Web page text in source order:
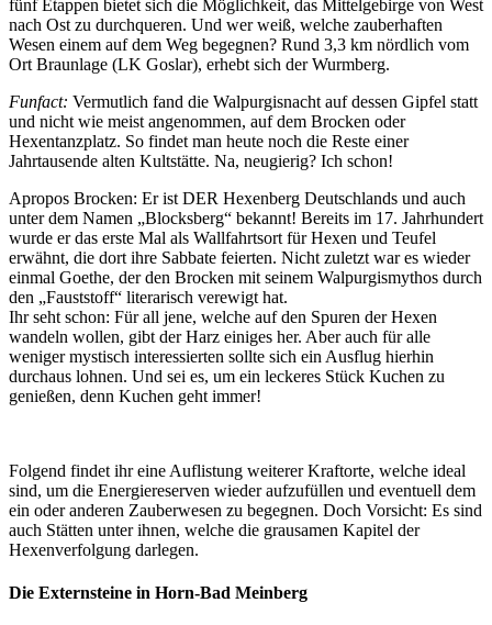
fünf Etappen bietet sich die Möglichkeit, das Mittelgebirge von West
nach Ost zu durchqueren. Und wer weiß, welche zauberhaften
Wesen einem auf dem Weg begegnen? Rund 3,3 km nördlich vom
Ort Braunlage (LK Goslar), erhebt sich der Wurmberg.
Funfact: Vermutlich fand die Walpurgisnacht auf dessen Gipfel statt
und nicht wie meist angenommen, auf dem Brocken oder
Hexentanzplatz. So findet man heute noch die Reste einer
Jahrtausende alten Kultstätte. Na, neugierig? Ich schon!
Apropos Brocken: Er ist DER Hexenberg Deutschlands und auch
unter dem Namen „Blocksberg“ bekannt! Bereits im 17. Jahrhundert
wurde er das erste Mal als Wallfahrtsort für Hexen und Teufel
erwähnt, die dort ihre Sabbate feierten. Nicht zuletzt war es wieder
einmal Goethe, der den Brocken mit seinem Walpurgismythos durch
den „Fauststoff“ literarisch verewigt hat.
Ihr seht schon: Für all jene, welche auf den Spuren der Hexen
wandeln wollen, gibt der Harz einiges her. Aber auch für alle
weniger mystisch interessierten sollte sich ein Ausflug hierhin
durchaus lohnen. Und sei es, um ein leckeres Stück Kuchen zu
genießen, denn Kuchen geht immer!
Folgend findet ihr eine Auflistung weiterer Kraftorte, welche ideal
sind, um die Energiereserven wieder aufzufüllen und eventuell dem
ein oder anderen Zauberwesen zu begegnen. Doch Vorsicht: Es sind
auch Stätten unter ihnen, welche die grausamen Kapitel der
Hexenverfolgung darlegen.
Die Externsteine in Horn-Bad Meinberg